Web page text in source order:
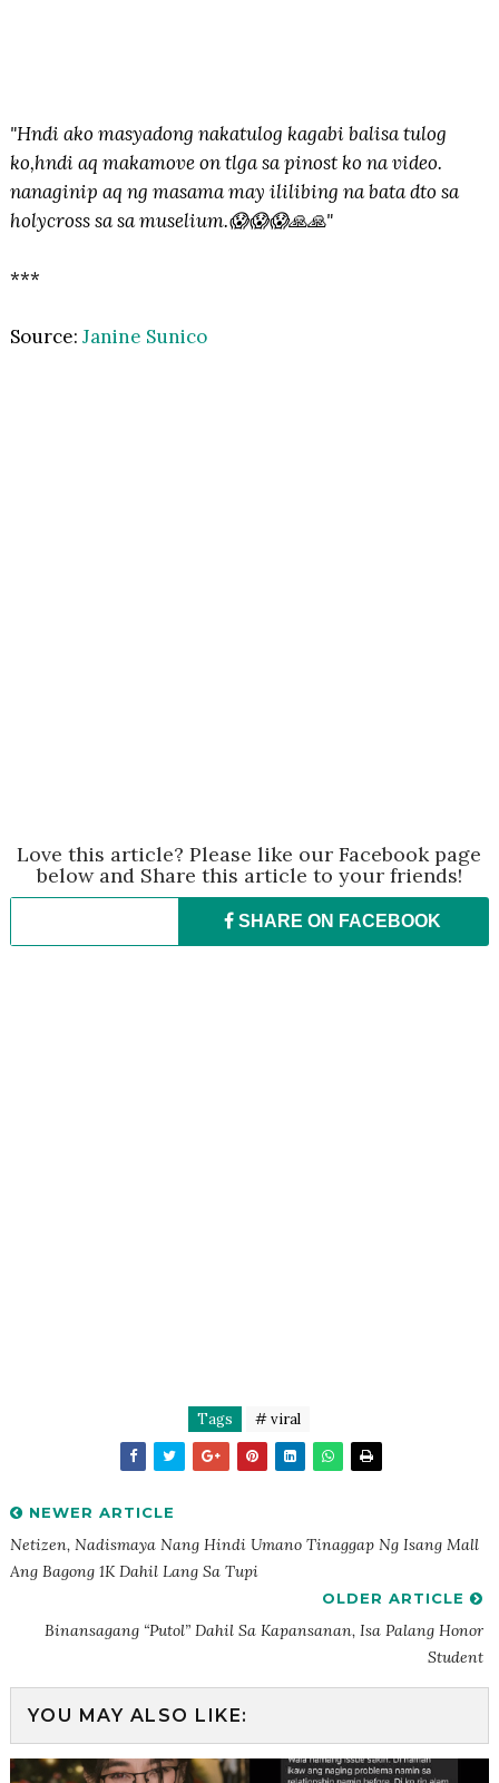
"Hndi ako masyadong nakatulog kagabi balisa tulog
ko,hndi aq makamove on tlga sa pinost ko na video.
nanaginip aq ng masama may ililibing na bata dto sa
holycross sa sa muselium.😱😱😱🙏🙏"
***
Source: Janine Sunico
Love this article? Please like our Facebook page
below and Share this article to your friends!
SHARE ON FACEBOOK
Tags # viral
NEWER ARTICLE
Netizen, Nadismaya Nang Hindi Umano Tinaggap Ng Isang Mall
Ang Bagong 1K Dahil Lang Sa Tupi
OLDER ARTICLE
Binansagang “Putol” Dahil Sa Kapansanan, Isa Palang Honor
Student
YOU MAY ALSO LIKE: